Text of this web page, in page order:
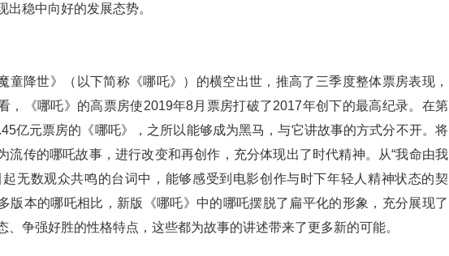
出稳中向好的发展态势。
童降世》（以下简称《哪吒》）的横空出世，推高了三季度整体票房表现，
，《哪吒》的高票房使2019年8月票房打破了2017年创下的最高纪录。在第
亿元票房的《哪吒》，之所以能够成为黑马，与它讲故事的方式分不开。将
流传的哪吒故事，进行改变和再创作，充分体现出了时代精神。从“我命由我
起无数观众共鸣的台词中，能够感受到电影创作与时下年轻人精神状态的契
版本的哪吒相比，新版《哪吒》中的哪吒摆脱了扁平化的形象，充分展现了
、争强好胜的性格特点，这些都为故事的讲述带来了更多新的可能。